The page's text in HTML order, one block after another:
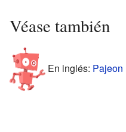
Véase también
En inglés: Pajeon